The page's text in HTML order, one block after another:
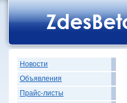
Новости
Объявления
Прайс-листы